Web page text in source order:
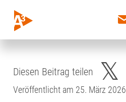
Diesen Beitrag teilen
Veröffentlicht am 25. März 2026